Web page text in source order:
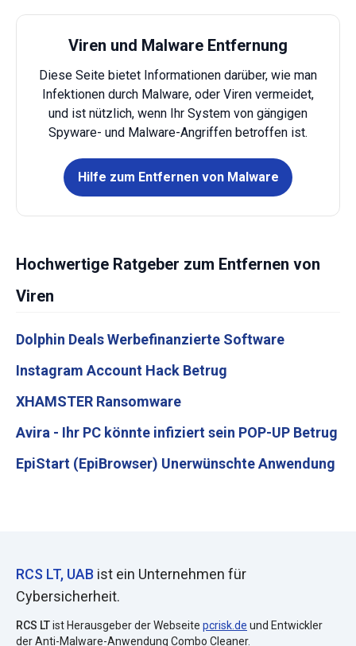
Viren und Malware Entfernung
Diese Seite bietet Informationen darüber, wie man
Infektionen durch Malware, oder Viren vermeidet,
und ist nützlich, wenn Ihr System von gängigen
Spyware- und Malware-Angriffen betroffen ist.
Hilfe zum Entfernen von Malware
Hochwertige Ratgeber zum Entfernen von
Viren
Dolphin Deals Werbefinanzierte Software
Instagram Account Hack Betrug
XHAMSTER Ransomware
Avira - Ihr PC könnte infiziert sein POP-UP Betrug
EpiStart (EpiBrowser) Unerwünschte Anwendung
RCS LT, UAB ist ein Unternehmen für
Cybersicherheit.
RCS LTist Herausgeber der Webseite pcrisk.de und Entwickler
der Anti-Malware-Anwendung Combo Cleaner.